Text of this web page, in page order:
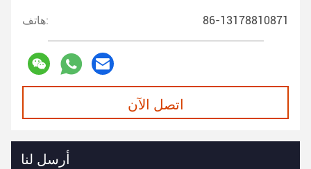
هاتف: 86-13178810871
اتصل الآن
أرسل لنا